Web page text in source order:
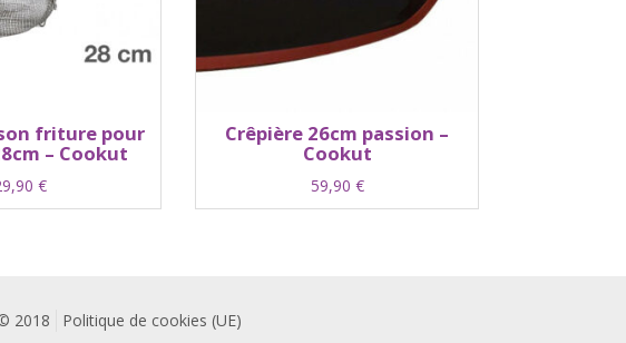
friture pour
– Cookut
€
Crêpière 26cm passion –
Cookut
59,90 €
2018 Politique de cookies (UE)